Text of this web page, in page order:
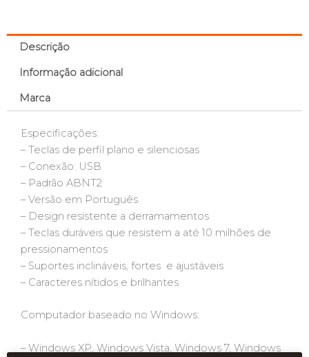
Descrição
Informação adicional
Marca
Especificações:
– Teclas de perfil plano e silenciosas
– Conexão: USB
– Padrão ABNT2
– Versão em Português
– Design resistente a derramamentos
– Teclas duráveis que resistem a até 10 milhões de
pressionamentos
– Suportes inclináveis, fortes e ajustáveis
– Caracteres nítidos e brilhantes
Computador baseado no Windows:
– Windows XP, Windows Vista, Windows 7, Windows